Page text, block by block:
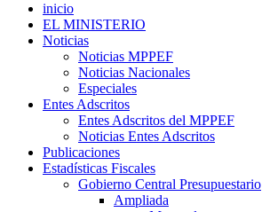
inicio
EL MINISTERIO
Noticias
Noticias MPPEF
Noticias Nacionales
Especiales
Entes Adscritos
Entes Adscritos del MPPEF
Noticias Entes Adscritos
Publicaciones
Estadísticas Fiscales
Gobierno Central Presupuestario
Ampliada